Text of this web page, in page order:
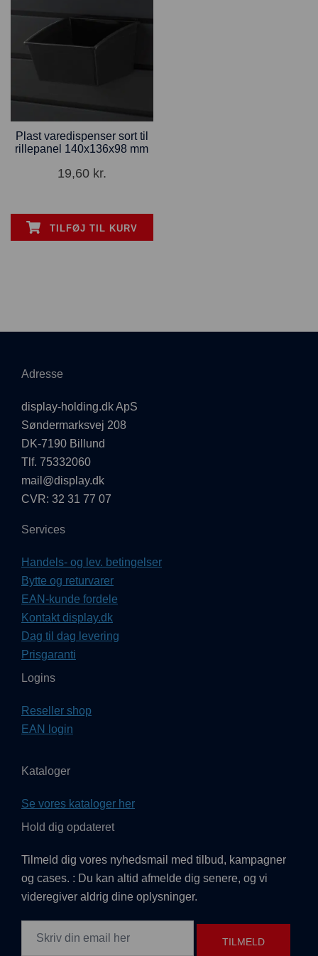
Plast varedispenser sort til
rillepanel 140x136x98 mm
19,60 kr.
TILFØJ TIL KURV
Adresse
display-holding.dk ApS
Søndermarksvej 208
DK-7190 Billund
Tlf. 75332060
mail@display.dk
CVR: 32 31 77 07
Services
Handels- og lev. betingelser
Bytte og returvarer
EAN-kunde fordele
Kontakt display.dk
Dag til dag levering
Prisgaranti
Logins
Reseller shop
EAN login
Kataloger
Se vores kataloger her
Hold dig opdateret
Tilmeld dig vores nyhedsmail med tilbud, kampagner
og cases. : Du kan altid afmelde dig senere, og vi
videregiver aldrig dine oplysninger.
TILMELD